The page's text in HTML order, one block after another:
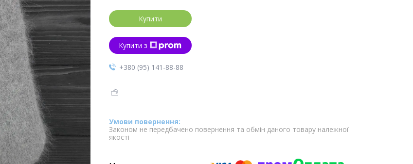
Купити
Купити з
+380 (95) 141-88-88
Законом не передбачено повернення та обмін даного товару належної
якості